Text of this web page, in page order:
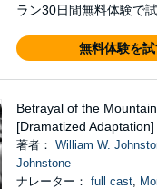
ラン30日間無料体験で
無料体験を
Betrayal of the
[Dramatized Adaptation]
著者： William W.
Johnstone
ナレーター： full cast,